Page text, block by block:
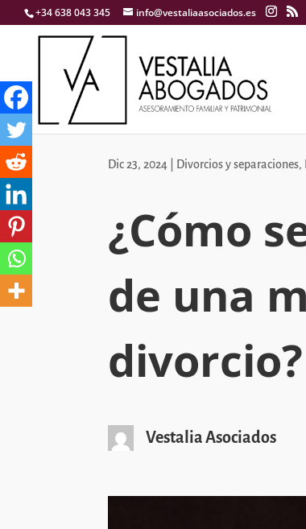
+34 638 043 345 info@vestaliaasociados.es
Dic 23, 2024 Divorcios y separaciones,
¿Cómo
de una
divorcio?
Vestalia Asociados